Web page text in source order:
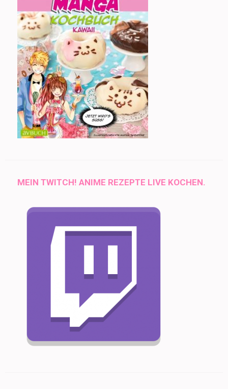
MEIN TWITCH! ANIME REZEPTE LIVE KOCHEN.